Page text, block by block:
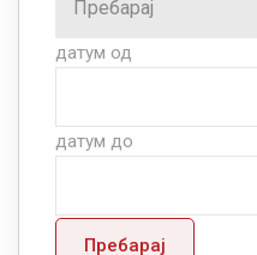
датум од
датум до
Пребарај